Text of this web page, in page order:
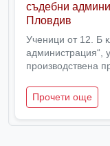
съдебни
Пловдив
Ученици от 12. Б
администрация“,
производствена
Прочети още